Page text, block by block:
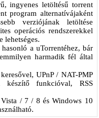
ingyenes letöltésű torrent
program alternatívájaként
verziójának letöltése
operációs rendszerekkel
lehetséges.
a uTorrentéhez, bár
harmadik fél által
UPnP / NAT-PMP
készítő funkcióval, RSS
/ 7 / 8 és Windows 10